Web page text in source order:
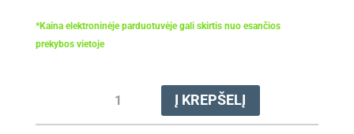
*Kaina elektroninėje parduotuvėje gali skirtis nuo esančios
prekybos vietoje
kiekis:
Krūmapjovė
Į KREPŠELĮ